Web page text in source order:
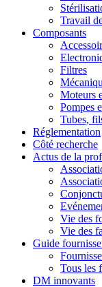
Travail
Composants
Filtres
Moteurs
Pompes
Tubes,
Réglementation
Côté recherche
Actus de la
Vie des
Vie des
Guide
Tous les
DM innovants